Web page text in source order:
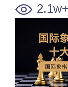
2.1w+